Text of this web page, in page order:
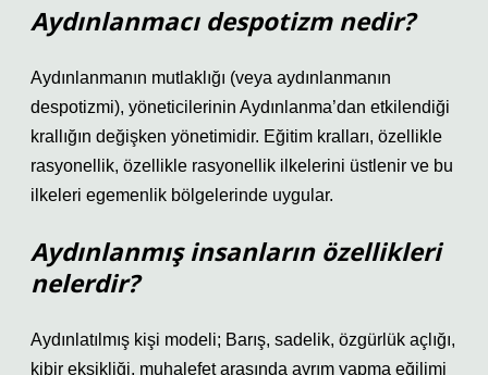
Aydınlanmacı despotizm nedir?
Aydınlanmanın mutlaklığı (veya aydınlanmanın
despotizmi), yöneticilerinin Aydınlanma’dan etkilendiği
krallığın değişken yönetimidir. Eğitim kralları, özellikle
rasyonellik, özellikle rasyonellik ilkelerini üstlenir ve bu
ilkeleri egemenlik bölgelerinde uygular.
Aydınlanmış insanların özellikleri
nelerdir?
Aydınlatılmış kişi modeli; Barış, sadelik, özgürlük açlığı,
kibir eksikliği, muhalefet arasında ayrım yapma eğilimi